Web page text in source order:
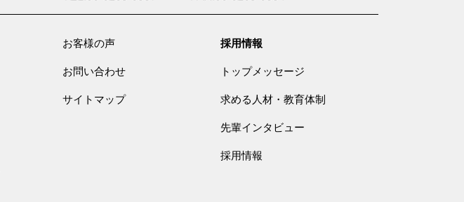
お客様の声
お問い合わせ
サイトマップ
採用情報
トップメッセージ
求める人材・教育体制
先輩インタビュー
採用情報